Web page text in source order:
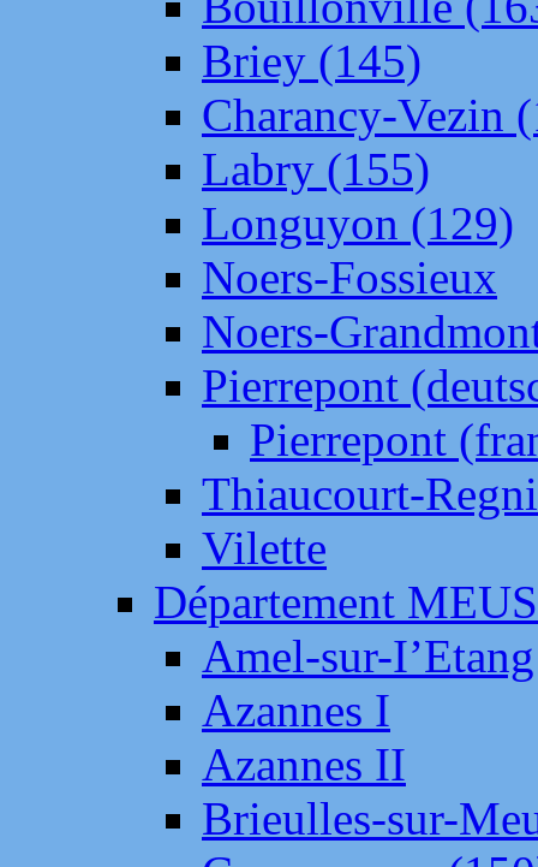
Briey (145)
Charancy-Vezin
Labry (155)
Longuyon (129)
Noers-Fossieux
Noers-
Pierrepont
Pierrepont
Thiaucourt-
Vilette
Département
Amel-sur-
Azannes I
Azannes II
Brieulles-sur-